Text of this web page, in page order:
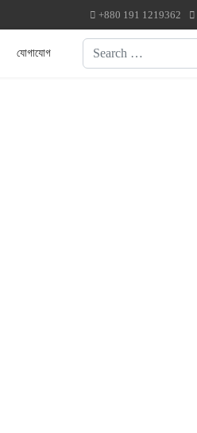
+880 191 1219362
যোগাযোগ Search